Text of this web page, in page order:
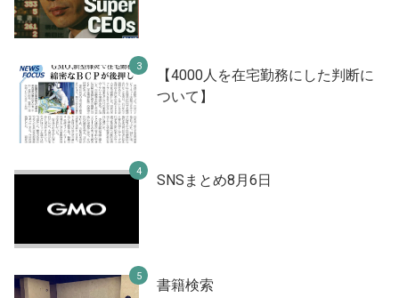
【4000人を在宅勤務にした判断に
ついて】
SNSまとめ8月6日
書籍検索